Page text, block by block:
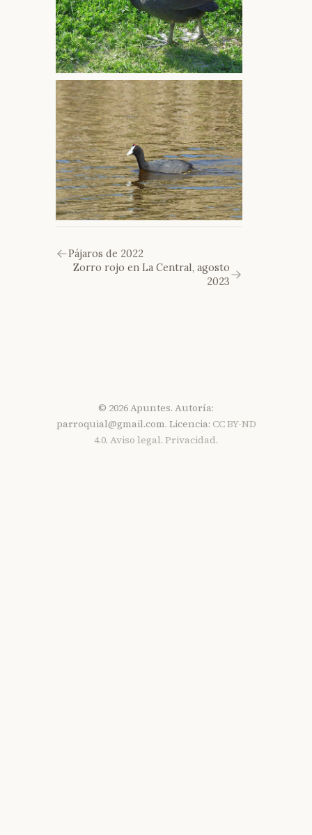
Pájaros de 2022
Zorro rojo en La Central, agosto
2023
© 2026 Apuntes. Autoría:
parroquial@gmail.com. Licencia: CC BY-ND
4.0. Aviso legal. Privacidad.